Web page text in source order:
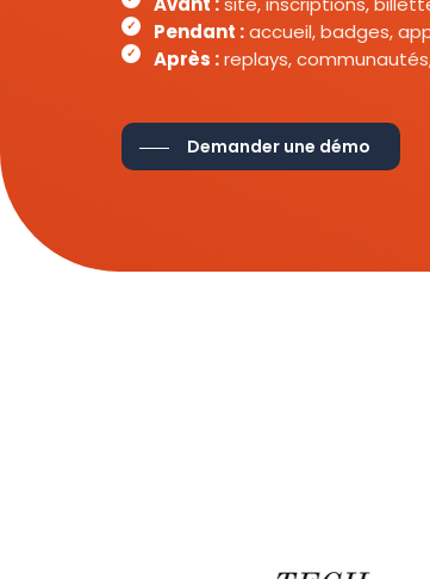
Pendant :accueil, badges,
Après :replays,
Demander une démo